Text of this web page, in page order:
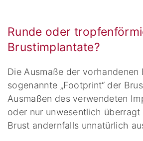
Runde oder
Brustimplantate?
Die Ausmaße der vorhandenen
sogenannte „Footprint“ der
Ausmaßen des verwendeten
oder nur unwesentlich
Brust andernfalls unnatürlich